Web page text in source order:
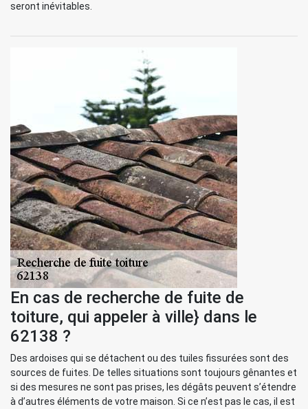
seront inévitables.
En cas de recherche de fuite de
toiture, qui appeler à ville} dans le
62138 ?
Des ardoises qui se détachent ou des tuiles fissurées sont des
sources de fuites. De telles situations sont toujours gênantes et
si des mesures ne sont pas prises, les dégâts peuvent s’étendre
à d’autres éléments de votre maison. Si ce n’est pas le cas, il est